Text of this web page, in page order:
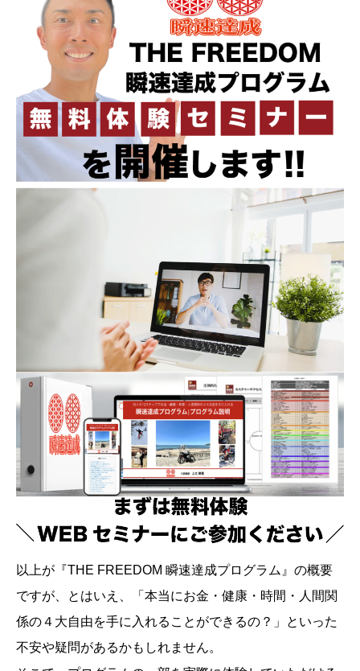
以上が『THE FREEDOM 瞬速達成プログラム』の概要
ですが、とはいえ、「本当にお金・健康・時間・人間関
係の４大自由を手に入れることができるの？」といった
不安や疑問があるかもしれません。